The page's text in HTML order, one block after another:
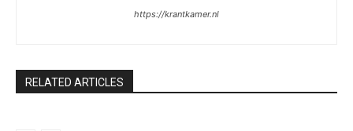
https://krantkamer.nl
RELATED ARTICLES